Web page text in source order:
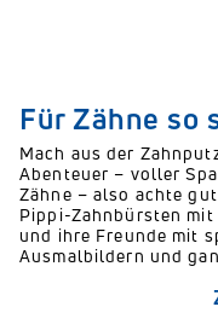
Für Zähne so
Mach aus der
Abenteuer – voller
Zähne – also achte
Pippi-Zahnbürsten
und ihre Freunde mit
Ausmalbildern und